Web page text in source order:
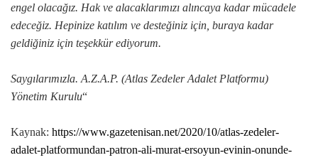
engel olacağız. Hak ve alacaklarımızı alıncaya kadar mücadele
edeceğiz. Hepinize katılım ve desteğiniz için, buraya kadar
geldiğiniz için teşekkür ediyorum.
Saygılarımızla. A.Z.A.P. (Atlas Zedeler Adalet Platformu)
Yönetim Kurulu“
Kaynak: https://www.gazetenisan.net/2020/10/atlas-zedeler-
adalet-platformundan-patron-ali-murat-ersoyun-evinin-onunde-